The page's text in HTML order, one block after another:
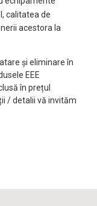
calitatea de
acestora la
și eliminare în
EEE
în prețul
/ detalii vă invităm